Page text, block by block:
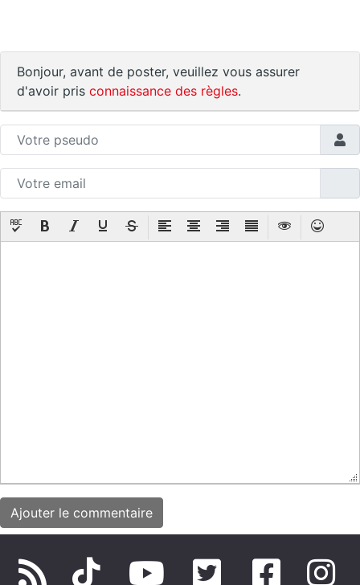
Bonjour, avant de poster, veuillez vous assurer
d'avoir pris connaissance des règles.